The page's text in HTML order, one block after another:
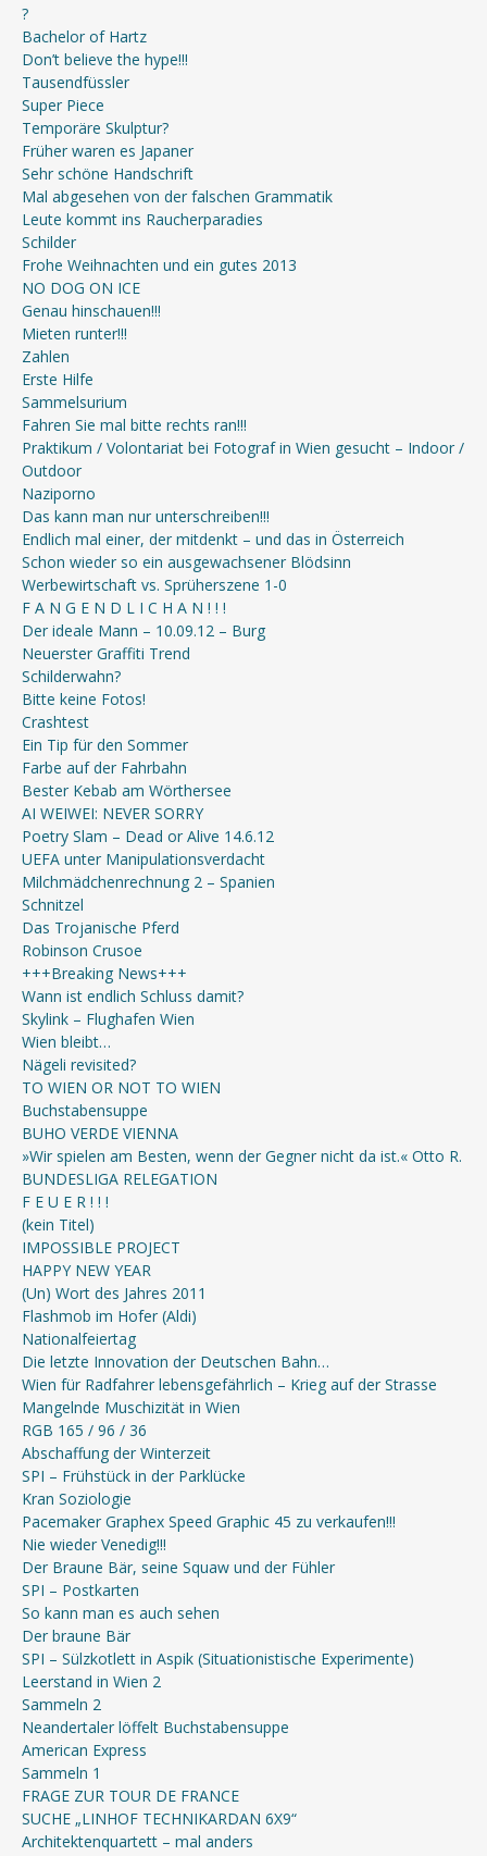
?
Bachelor of Hartz
Don’t believe the hype!!!
Tausendfüssler
Super Piece
Temporäre Skulptur?
Früher waren es Japaner
Sehr schöne Handschrift
Mal abgesehen von der falschen Grammatik
Leute kommt ins Raucherparadies
Schilder
Frohe Weihnachten und ein gutes 2013
NO DOG ON ICE
Genau hinschauen!!!
Mieten runter!!!
Zahlen
Erste Hilfe
Sammelsurium
Fahren Sie mal bitte rechts ran!!!
Praktikum / Volontariat bei Fotograf in Wien gesucht – Indoor /
Outdoor
Naziporno
Das kann man nur unterschreiben!!!
Endlich mal einer, der mitdenkt – und das in Österreich
Schon wieder so ein ausgewachsener Blödsinn
Werbewirtschaft vs. Sprüherszene 1-0
F A N G E N D L I C H A N ! ! !
Der ideale Mann – 10.09.12 – Burg
Neuerster Graffiti Trend
Schilderwahn?
Bitte keine Fotos!
Crashtest
Ein Tip für den Sommer
Farbe auf der Fahrbahn
Bester Kebab am Wörthersee
AI WEIWEI: NEVER SORRY
Poetry Slam – Dead or Alive 14.6.12
UEFA unter Manipulationsverdacht
Milchmädchenrechnung 2 – Spanien
Schnitzel
Das Trojanische Pferd
Robinson Crusoe
+++Breaking News+++
Wann ist endlich Schluss damit?
Skylink – Flughafen Wien
Wien bleibt…
Nägeli revisited?
TO WIEN OR NOT TO WIEN
Buchstabensuppe
BUHO VERDE VIENNA
»Wir spielen am Besten, wenn der Gegner nicht da ist.« Otto R.
BUNDESLIGA RELEGATION
F E U E R ! ! !
(kein Titel)
IMPOSSIBLE PROJECT
HAPPY NEW YEAR
(Un) Wort des Jahres 2011
Flashmob im Hofer (Aldi)
Nationalfeiertag
Die letzte Innovation der Deutschen Bahn…
Wien für Radfahrer lebensgefährlich – Krieg auf der Strasse
Mangelnde Muschizität in Wien
RGB 165 / 96 / 36
Abschaffung der Winterzeit
SPI – Frühstück in der Parklücke
Kran Soziologie
Pacemaker Graphex Speed Graphic 45 zu verkaufen!!!
Nie wieder Venedig!!!
Der Braune Bär, seine Squaw und der Fühler
SPI – Postkarten
So kann man es auch sehen
Der braune Bär
SPI – Sülzkotlett in Aspik (Situationistische Experimente)
Leerstand in Wien 2
Sammeln 2
Neandertaler löffelt Buchstabensuppe
American Express
Sammeln 1
FRAGE ZUR TOUR DE FRANCE
SUCHE „LINHOF TECHNIKARDAN 6X9“
Architektenquartett – mal anders